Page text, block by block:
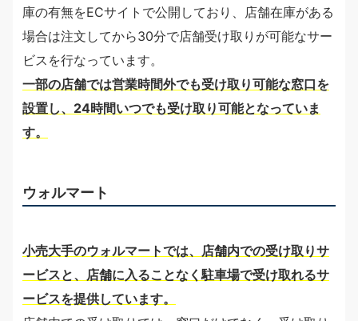
庫の有無をECサイトで公開しており、店舗在庫がある
場合は注文してから30分で店舗受け取りが可能なサー
ビスを行なっています。
一部の店舗では営業時間外でも受け取り可能な窓口を
設置し、24時間いつでも受け取り可能となっていま
す。
ウォルマート
小売大手のウォルマートでは、店舗内での受け取りサ
ービスと、店舗に入ることなく駐車場で受け取れるサ
ービスを提供しています。